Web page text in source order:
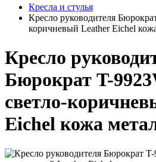
Кресла и стулья
Кресло руководителя
коричневый Leather Eichel
Кресло
Бюрократ T-
светло-
Eichel кожа